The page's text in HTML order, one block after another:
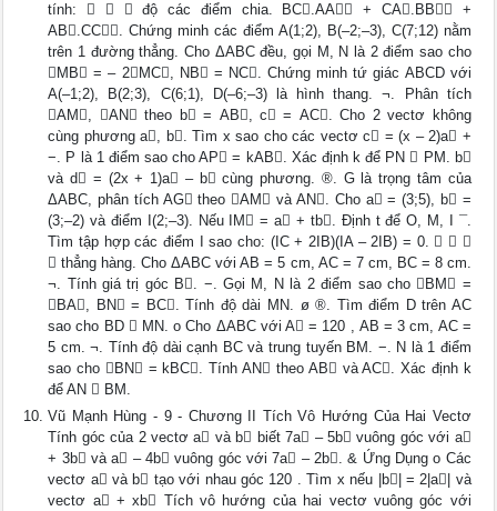
tính:    độ các điểm chia. BC.AA + CA.BB +
AB.CC. Chứng minh các điểm A(1;2), B(–2;–3), C(7;12) nằm
trên 1 đường thẳng. Cho ΔABC đều, gọi M, N là 2 điểm sao cho
MB = – 2MC, NB = NC. Chứng minh tứ giác ABCD với
A(–1;2), B(2;3), C(6;1), D(–6;–3) là hình thang. ¬. Phân tích
AM, AN theo b = AB, c = AC. Cho 2 vectơ không
cùng phương a, b. Tìm x sao cho các vectơ c = (x – 2)a +
−. P là 1 điểm sao cho AP = kAB. Xác định k để PN  PM. b
và d = (2x + 1)a – b cùng phương. ®. G là trọng tâm của
ΔABC, phân tích AG theo AM và AN. Cho a = (3;5), b =
(3;–2) và điểm I(2;–3). Nếu IM = a + tb. Định t để O, M, I ¯.
Tìm tập hợp các điểm I sao cho: (IC + 2IB)(IA – 2IB) = 0.   
 thẳng hàng. Cho ΔABC với AB = 5 cm, AC = 7 cm, BC = 8 cm.
¬. Tính giá trị góc B. −. Gọi M, N là 2 điểm sao cho BM =
BA, BN = BC. Tính độ dài MN. ø ®. Tìm điểm D trên AC
sao cho BD  MN. o Cho ΔABC với A = 120 , AB = 3 cm, AC =
5 cm. ¬. Tính độ dài cạnh BC và trung tuyến BM. −. N là 1 điểm
sao cho BN = kBC. Tính AN theo AB và AC. Xác định k
để AN  BM.
Vũ Mạnh Hùng - 9 - Chương II Tích Vô Hướng Của Hai Vectơ
Tính góc của 2 vectơ a và b biết 7a – 5b vuông góc với a
+ 3b và a – 4b vuông góc với 7a – 2b. & Ứng Dụng o Các
vectơ a và b tạo với nhau góc 120 . Tìm x nếu |b| = 2|a| và
vectơ a + xb Tích vô hướng của hai vectơ vuông góc với